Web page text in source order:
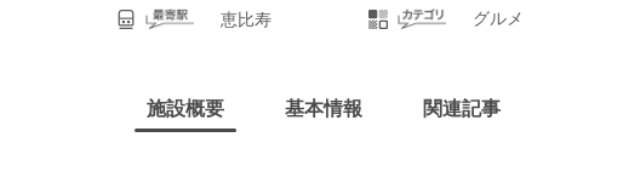
恵比寿 グルメ
施設概要 基本情報 関連記事